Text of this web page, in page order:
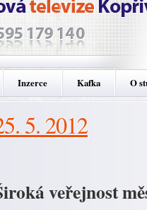
Inzerce Kafka O
5. 2012
veřejnost